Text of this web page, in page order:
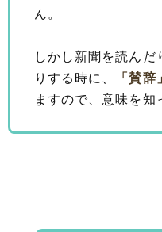
ん。
しかし新聞を読んだ
りする時に、
「賛辞
ますので、意味を知